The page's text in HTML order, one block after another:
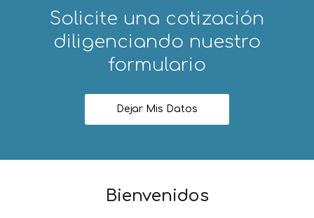
Solicite una cotización
diligenciando nuestro
formulario
Dejar Mis Datos
Bienvenidos